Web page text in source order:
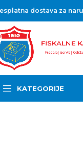
dostava za
KATEGORIJE